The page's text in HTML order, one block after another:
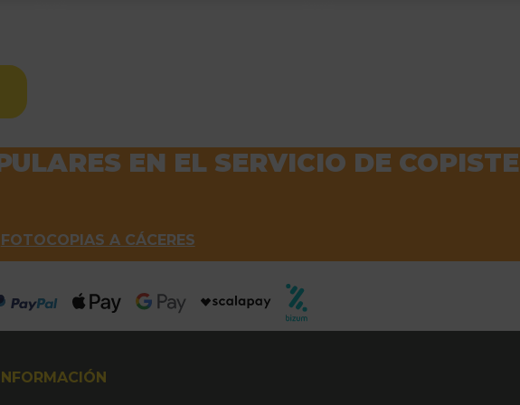
EN EL SERVICIO DE
FOTOCOPIAS A CÁCERES